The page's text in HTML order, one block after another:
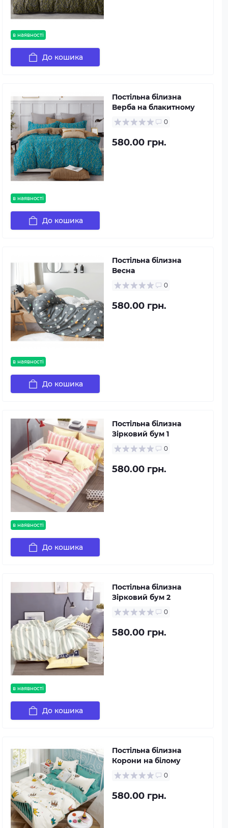
в наявності
До кошика
в наявності
Постільна білизна
Верба на блакитному
0
580.00 грн.
До кошика
в наявності
Постільна білизна
Весна
0
580.00 грн.
До кошика
в наявності
Постільна білизна
Зірковий бум 1
0
580.00 грн.
До кошика
в наявності
Постільна білизна
Зірковий бум 2
0
580.00 грн.
До кошика
Постільна білизна
Корони на білому
0
580.00 грн.